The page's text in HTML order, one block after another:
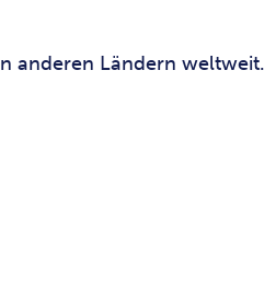
anderen Ländern weltweit.